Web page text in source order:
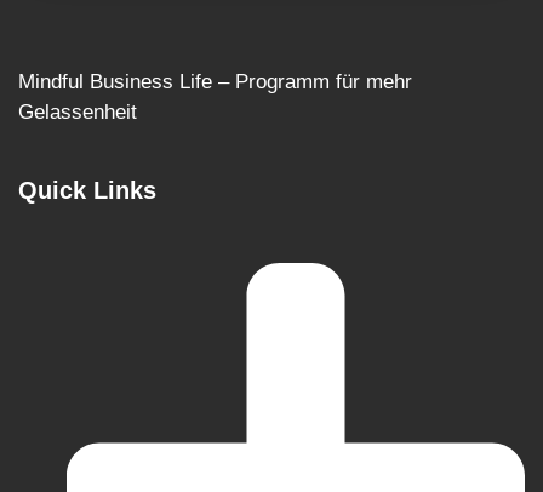
Mindful Business Life – Programm für mehr
Gelassenheit
Quick Links